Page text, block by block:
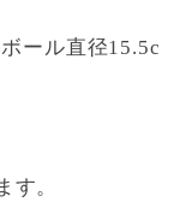
ール直径15.5c
。